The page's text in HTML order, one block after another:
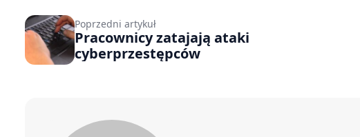
Poprzedni artykuł
Pracownicy zatajają ataki
cyberprzestępców